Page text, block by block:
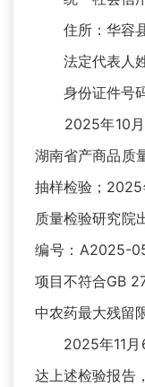
住所：华容
法定代表人
身份证件号码
2025年10月
湖南省产商品质
抽样检验；2025
质量检验研究院
编号：A2025-
项目不符合GB
中农药最大残留
2025年11月6
达上述检验报告